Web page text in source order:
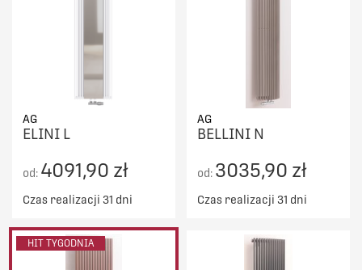
AG
ELINI L
od: 4091,90 zł
Czas realizacji 31 dni
AG
BELLINI N
od: 3035,90 zł
Czas realizacji 31 dni
HIT TYGODNIA